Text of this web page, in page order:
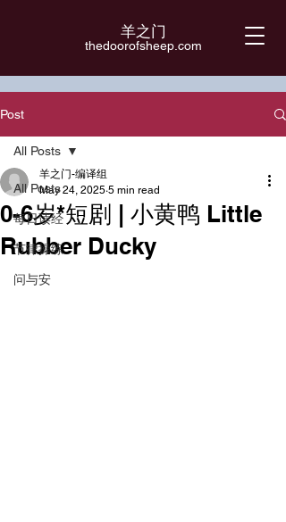
羊之门
​thedoorofsheep.com
Post
All Posts
每日读经
节律操练
问与安
All Posts
0-6岁*短剧 | 小黄鸭 Little
Rubber Ducky
羊之门-编译组
May 24, 2025 5 min read